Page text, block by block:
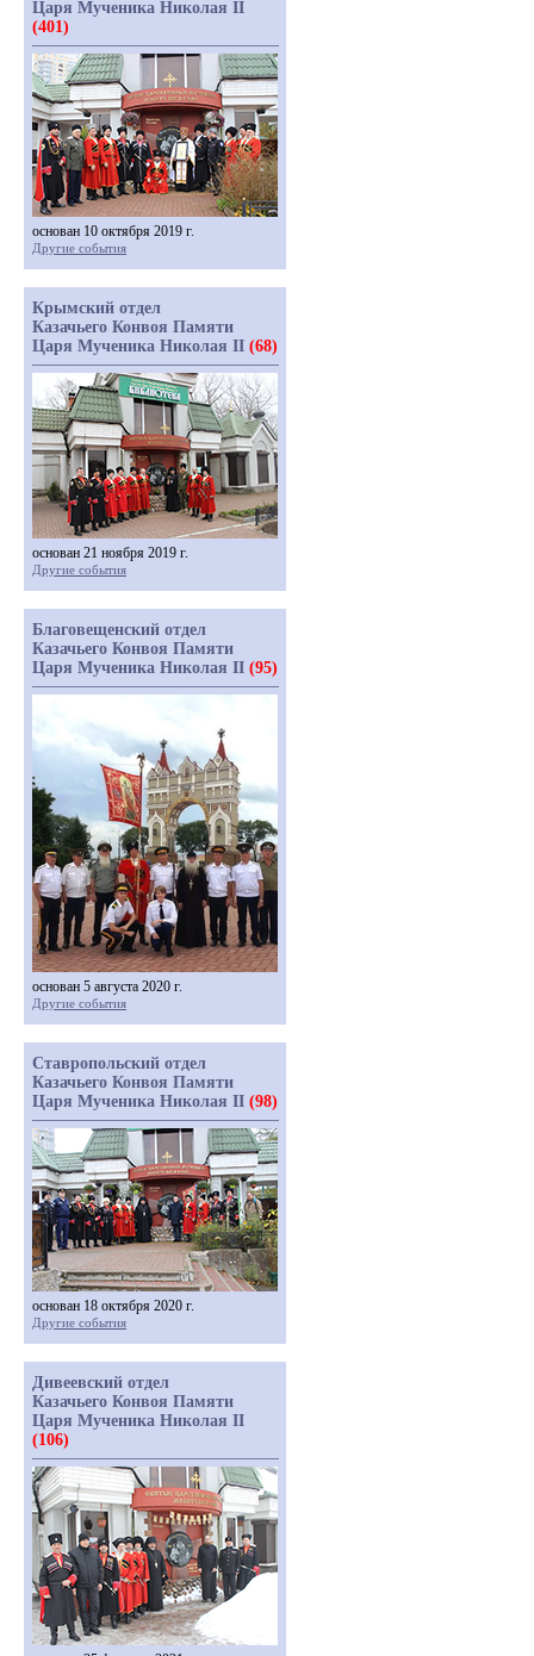
Царя Мученика Николая II
(401)
основан 10 октября 2019 г.
Другие события
Крымский отдел
Казачьего Конвоя Памяти
Царя Мученика Николая II (68)
основан 21 ноября 2019 г.
Другие события
Благовещенский отдел
Казачьего Конвоя Памяти
Царя Мученика Николая II (95)
основан 5 августа 2020 г.
Другие события
Ставропольский отдел
Казачьего Конвоя Памяти
Царя Мученика Николая II (98)
основан 18 октября 2020 г.
Другие события
Дивеевский отдел
Казачьего Конвоя Памяти
Царя Мученика Николая II
(106)